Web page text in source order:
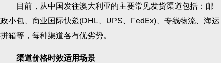
目前，从中国发往澳大利亚的主要常见发货渠道包括：邮
政小包、商业国际快递(DHL、UPS、FedEx)、专线物流、海运
拼箱等，每种渠道各有优劣势。
渠道价格时效适用场景